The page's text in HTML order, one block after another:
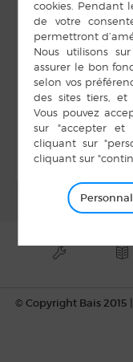
14 h 00 min à 17 h
min
LIEU
Salle Unisson
Loto APEL
Notre Dame
© Copyright Bais 2015 |